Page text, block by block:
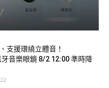
支援環繞立體音！
音樂眼鏡 8/2 12:00 準時降